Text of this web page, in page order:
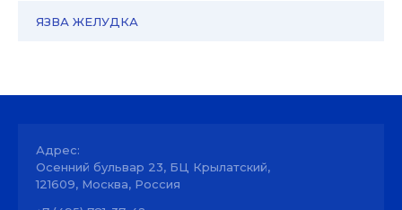
ЯЗВА ЖЕЛУДКА
Адрес:
Осенний бульвар 23, БЦ Крылатский,
121609, Москва, Россия